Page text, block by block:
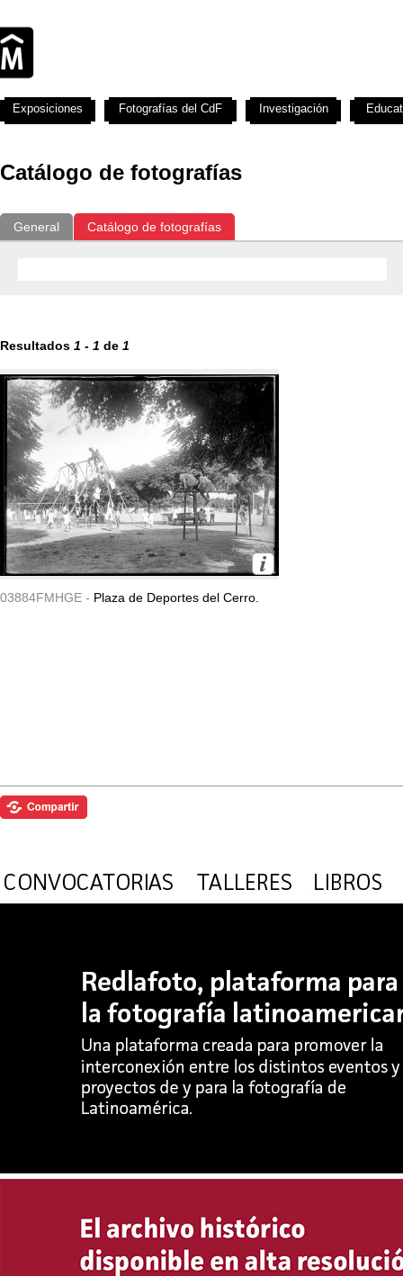
Catálogo de fotografías
General Catálogo de fotografías
Resultados 1 - 1 de 1
03884FMHGE - Plaza de Deportes del Cerro.
Exposiciones Fotografías del CdF Investigación